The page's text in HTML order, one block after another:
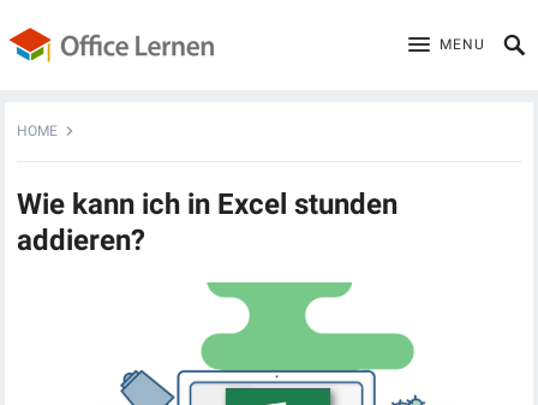
MENU
HOME
Wie kann ich in Excel stunden
addieren?